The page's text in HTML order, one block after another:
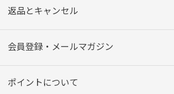
返品とキャンセル
会員登録・メールマガジン
ポイントについて